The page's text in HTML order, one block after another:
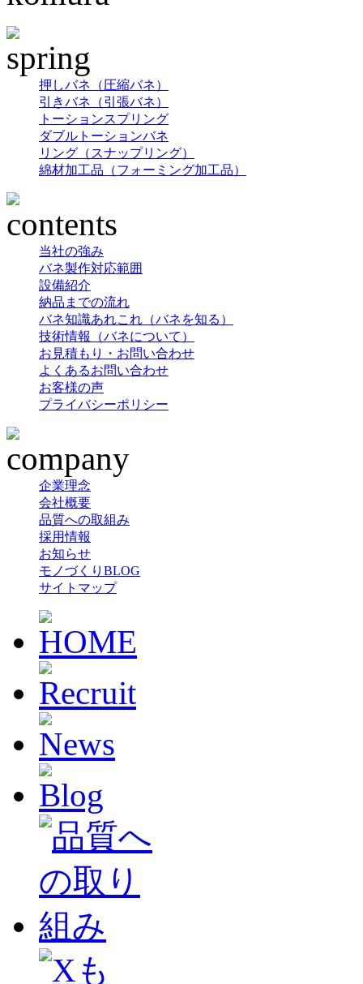
押しバネ（圧縮バネ）
引きバネ（引張バネ）
トーションスプリング
ダブルトーションバネ
リング（スナップリング）
綿材加工品（フォーミング加工品）
当社の強み
バネ製作対応範囲
設備紹介
納品までの流れ
バネ知識あれこれ（バネを知る）
技術情報（バネについて）
お見積もり・お問い合わせ
よくあるお問い合わせ
お客様の声
プライバシーポリシー
企業理念
会社概要
品質への取組み
採用情報
お知らせ
モノづくりBLOG
サイトマップ